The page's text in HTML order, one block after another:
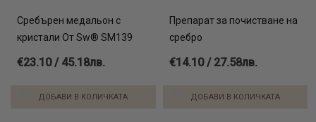
Сребърен медальон с
кристали От Sw® SM139
€23.10 / 45.18лв.
ДОБАВИ В КОЛИЧКАТА
Препарат за почистване на
сребро
€14.10 / 27.58лв.
ДОБАВИ В КОЛИЧКАТА